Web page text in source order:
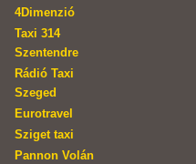
4Dimenzió
Taxi 314
Szentendre
Rádió Taxi
Szeged
Eurotravel
Sziget taxi
Pannon Volán